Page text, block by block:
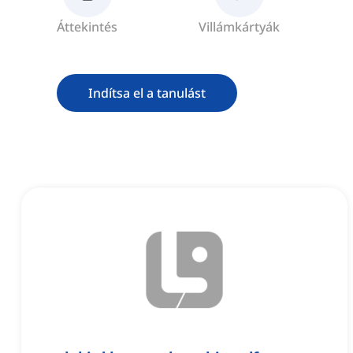
Áttekintés Villámkártyák
Indítsa el a tanulást